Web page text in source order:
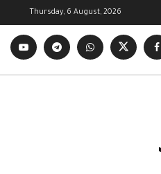
Thursday, 6 August, 2026